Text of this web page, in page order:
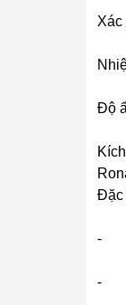
Xác
Độ
Đặc
-
-